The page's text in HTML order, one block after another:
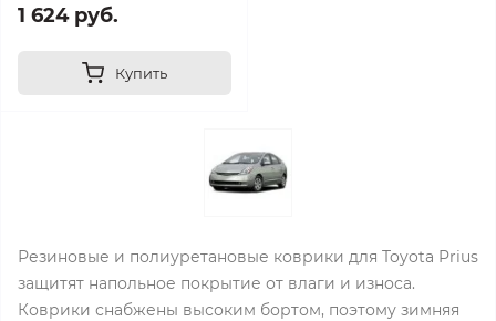
1 624 руб.
Купить
Резиновые и полиуретановые коврики для Toyota Prius
защитят напольное покрытие от влаги и износа.
Коврики снабжены высоким бортом, поэтому зимняя